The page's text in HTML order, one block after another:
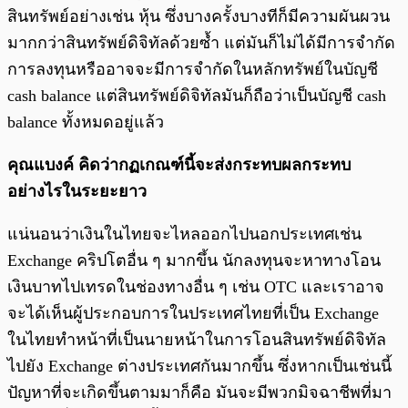
สินทรัพย์อย่างเช่น หุ้น ซึ่งบางครั้งบางทีก็มีความผันผวน
มากกว่าสินทรัพย์ดิจิทัลด้วยซ้ำ แต่มันก็ไม่ได้มีการจำกัด
การลงทุนหรืออาจจะมีการจำกัดในหลักทรัพย์ในบัญชี
cash balance แต่สินทรัพย์ดิจิทัลมันก็ถือว่าเป็นบัญชี cash
balance ทั้งหมดอยู่แล้ว
คุณแบงค์ คิดว่ากฏเกณฑ์นี้จะส่งกระทบผลกระทบ
อย่างไรในระยะยาว
แน่นอนว่าเงินในไทยจะไหลออกไปนอกประเทศเช่น
Exchange คริปโตอื่น ๆ มากขึ้น นักลงทุนจะหาทางโอน
เงินบาทไปเทรดในช่องทางอื่น ๆ เช่น OTC และเราอาจ
จะได้เห็นผู้ประกอบการในประเทศไทยที่เป็น Exchange
ในไทยทำหน้าที่เป็นนายหน้าในการโอนสินทรัพย์ดิจิทัล
ไปยัง Exchange ต่างประเทศกันมากขึ้น ซึ่งหากเป็นเช่นนี้
ปัญหาที่จะเกิดขึ้นตามมาก็คือ มันจะมีพวกมิจฉาชีพที่มา